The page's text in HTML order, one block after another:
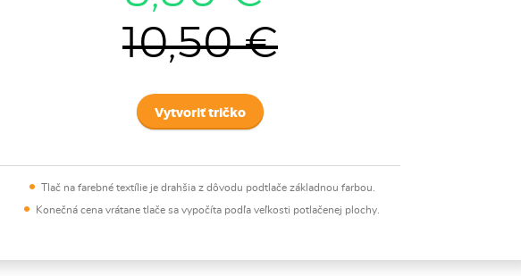
10,50 €
Vytvoriť tričko
Tlač na farebné textílie je drahšia z dôvodu podtlače základnou farbou.
Konečná cena vrátane tlače sa vypočíta podľa veľkosti potlačenej plochy.